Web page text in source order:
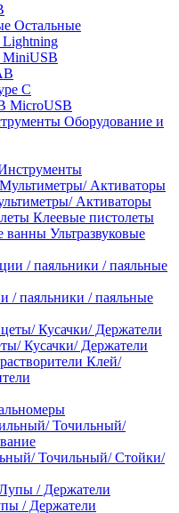
Остальные
Lightning
MiniUSB
C
MicroUSB
Оборудование и
Активаторы
Клеевые пистолеты
Ультразвуковые
/ паяльники / паяльные
Кусачки/ Держатели
Клей/
Точильный/ Стойки/
/ Держатели